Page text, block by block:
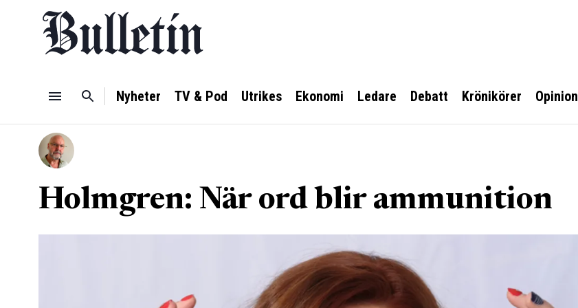
Nyheter TV & Pod Utrikes Ekonomi Ledare Debatt Krönikörer Opinion
Holmgren: När ord blir ammunition